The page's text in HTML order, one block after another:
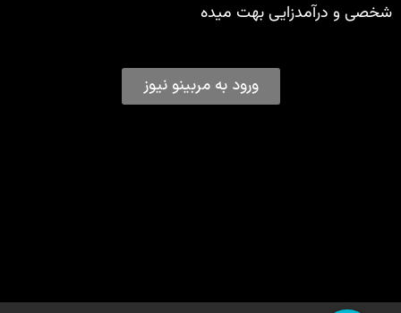
شخصی و درآمدزایی بهت میده
ورود به مربینو نیوز